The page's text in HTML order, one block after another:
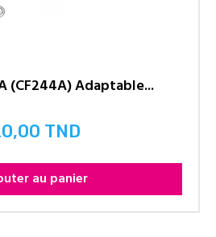
(CF244A) Adaptable...
Prix
TND
au panier